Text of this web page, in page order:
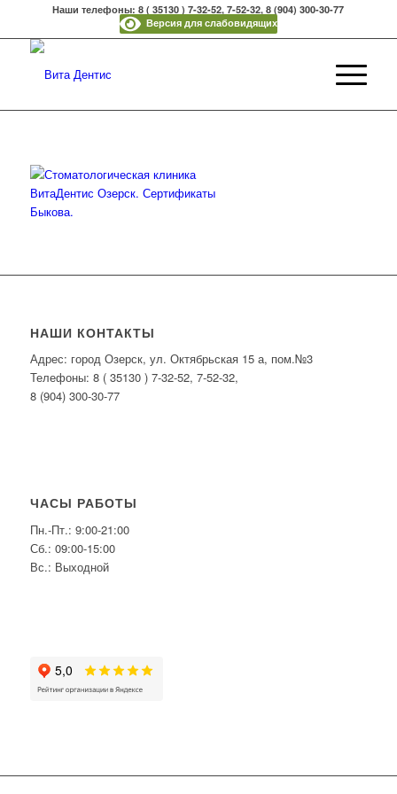
Наши телефоны: 8 ( 35130 ) 7-32-52, 7-52-32, 8 (904) 300-30-77
Версия для слабовидящих
НАШИ КОНТАКТЫ
Адрес: город Озерск, ул. Октябрьская 15 а, пом.№3
Телефоны: 8 ( 35130 ) 7-32-52, 7-52-32,
8 (904) 300-30-77
ЧАСЫ РАБОТЫ
Пн.-Пт.: 9:00-21:00
Сб.: 09:00-15:00
Вс.: Выходной